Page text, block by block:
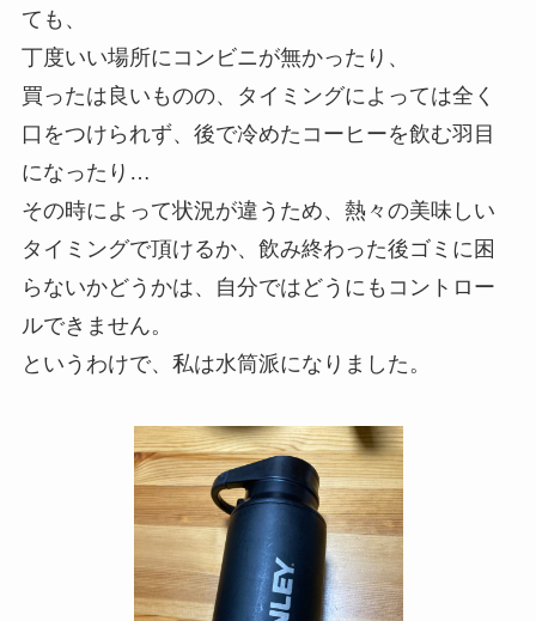
ても、
丁度いい場所にコンビニが無かったり、
買ったは良いものの、タイミングによっては全く
口をつけられず、後で冷めたコーヒーを飲む羽目
になったり…
その時によって状況が違うため、熱々の美味しい
タイミングで頂けるか、飲み終わった後ゴミに困
らないかどうかは、自分ではどうにもコントロー
ルできません。
というわけで、私は水筒派になりました。